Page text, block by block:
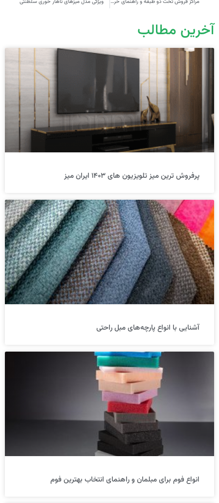
مراکز فروش تخت دو طبقه و راهنمای خرید ویژگی مدل میزهای ناهار خوری سلطنتی
آخرین مطالب
پرفروش ترین میز تلویزیون های ۱۴۰۳ ایران میز
آشنایی با انواع پارچه‌های مبل راحتی
انواع فوم برای مبلمان و راهنمای انتخاب بهترین فوم